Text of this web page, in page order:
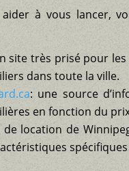
à vous lancer,
site très prisé pour
dans toute la ville.
: une source
en fonction du
de location de